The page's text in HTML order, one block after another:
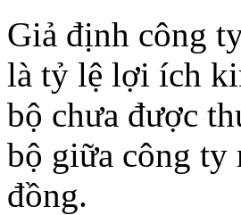
Giả định công
là tỷ lệ lợi ích
bộ chưa được
bộ giữa công ty
đồng.